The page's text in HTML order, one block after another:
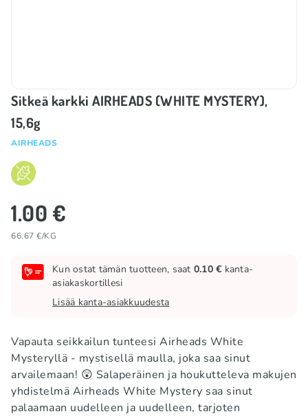
Sitkeä karkki AIRHEADS (WHITE MYSTERY),
15,6g
AIRHEADS
1.00 €
66.67 €/KG
Kun ostat tämän tuotteen, saat 0.10 € kanta-
asiakaskortillesi
Lisää kanta-asiakkuudesta
Vapauta seikkailun tunteesi Airheads White
Mysteryllä - mystisellä maulla, joka saa sinut
arvailemaan! 😲 Salaperäinen ja houkutteleva makujen
yhdistelmä Airheads White Mystery saa sinut
palaamaan uudelleen ja uudelleen, tarjoten